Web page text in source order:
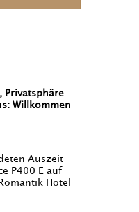
Privatsphäre
Willkommen
Auszeit
P400 E auf
Hotel